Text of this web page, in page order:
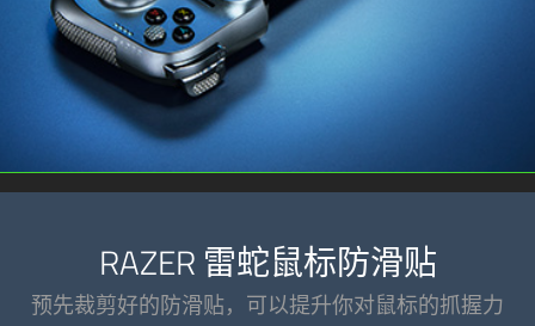
RAZER 雷蛇鼠标防滑贴
预先裁剪好的防滑贴，可以提升你对鼠标的抓握力